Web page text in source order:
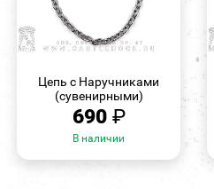
Цепь с Наручниками
(сувенирными)
690 ₽
В наличии